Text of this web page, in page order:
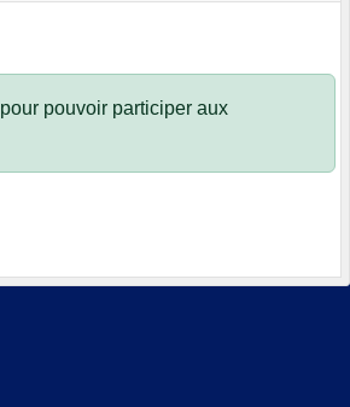
pour pouvoir participer aux